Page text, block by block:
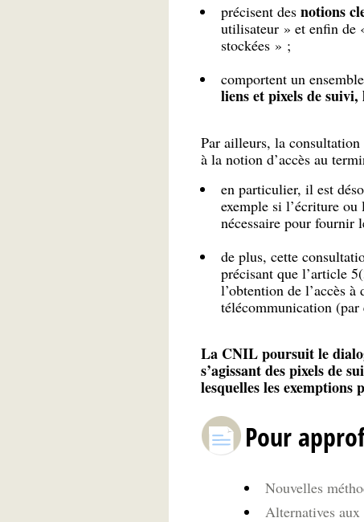
précisent des notions
utilisateur » et enfin de
stockées » ;
comportent un
liens et pixels de
Par ailleurs, la
à la notion d’accès au
en particulier, il est
exemple si l’écriture ou
nécessaire pour fournir
de plus, cette
précisant que l’article
l’obtention de l’accès
télécommunication (par
La CNIL poursuit le
s’agissant des pixels de
lesquelles les
Pour
Nouvelles
Alternatives aux